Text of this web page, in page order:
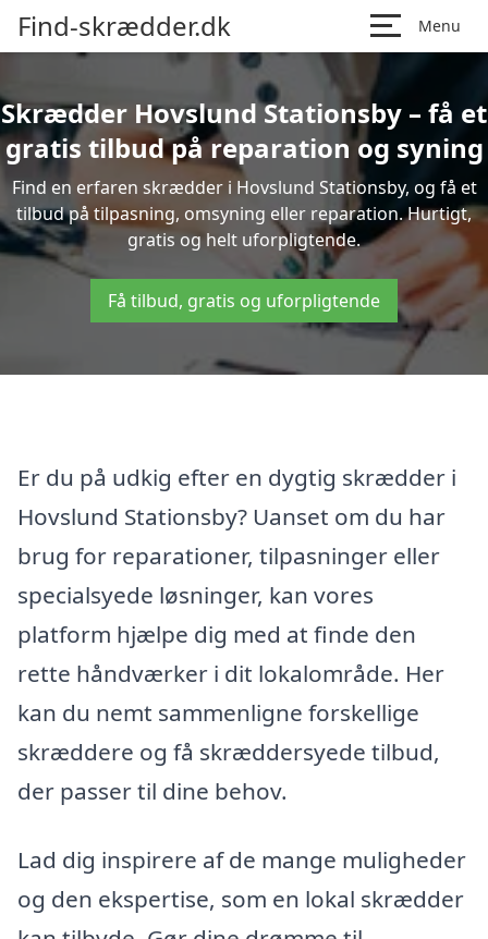
Find-skrædder.dk Menu
Skrædder Hovslund Stationsby – få et
gratis tilbud på reparation og syning
Find en erfaren skrædder i Hovslund Stationsby, og få et
tilbud på tilpasning, omsyning eller reparation. Hurtigt,
gratis og helt uforpligtende.
Få tilbud, gratis og uforpligtende
Er du på udkig efter en dygtig skrædder i
Hovslund Stationsby? Uanset om du har
brug for reparationer, tilpasninger eller
specialsyede løsninger, kan vores
platform hjælpe dig med at finde den
rette håndværker i dit lokalområde. Her
kan du nemt sammenligne forskellige
skræddere og få skræddersyede tilbud,
der passer til dine behov.
Lad dig inspirere af de mange muligheder
og den ekspertise, som en lokal skrædder